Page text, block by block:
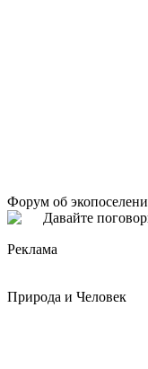
Форум об
Давайте
Реклама
Природа и Человек